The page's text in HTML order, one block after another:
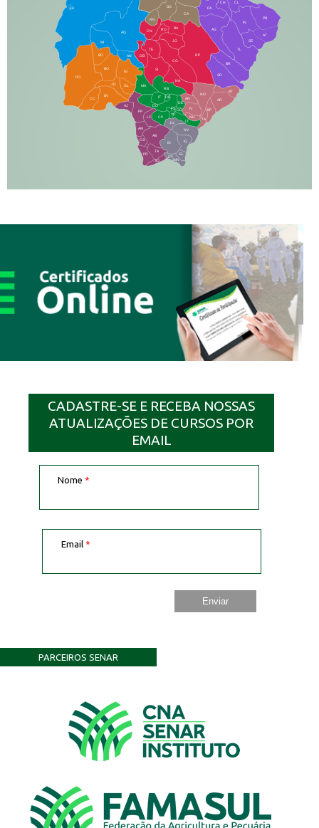
AQ
MI
AN
SG
BA
CA
PA
CH CL
PB
SE
TL
AG
BR
SR
BT
AR
RP
RO
JG
CG
SI
NA
TA
NH
JT
RB
MA
IT
DR
DO
CP
JU
NV
IQ
EL
BD
BO
NI
JD
PO
BV
CC
PP
AJ
LC
AM
AB
JP
DB
TE
CS
PR
TA
SQ
IG
MN
IN
NO
BP
RN
CN
GL
AN
IV
FS
VC
GD
DE
AT
LA
CADASTRE-SE E RECEBA NOSSAS
ATUALIZAÇÕES DE CURSOS POR
EMAIL
Nome *
Email *
PARCEIROS SENAR